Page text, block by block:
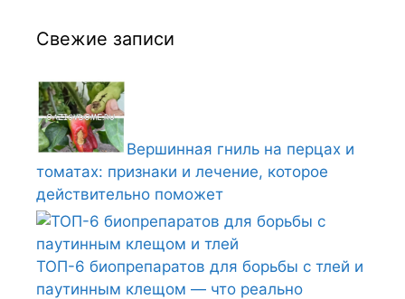
Свежие записи
Вершинная гниль на перцах и
томатах: признаки и лечение, которое
действительно поможет
ТОП-6 биопрепаратов для борьбы с тлей и
паутинным клещом — что реально